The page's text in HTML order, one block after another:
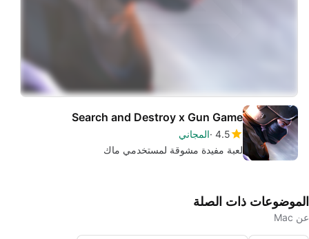
Search and Destroy x Gun Game
4.5 المجاني
لعبة مفيدة مشوقة لمستخدمي ماك
الموضوعات ذات الصلة
عن Mac